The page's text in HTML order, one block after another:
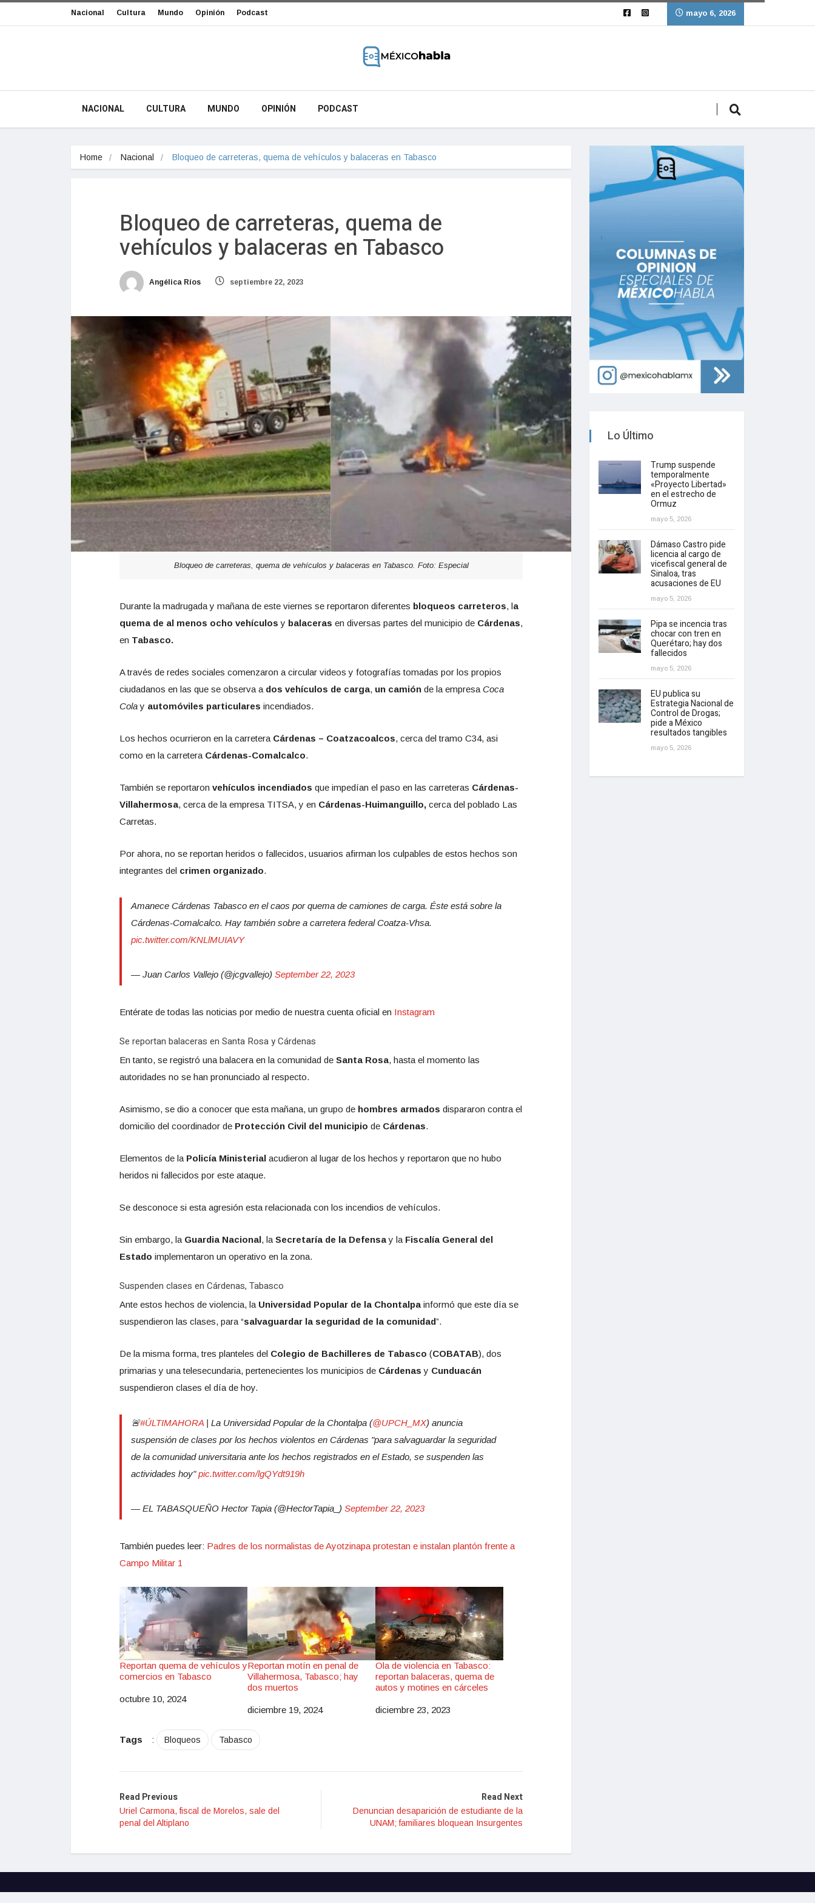
Nacional Cultura Mundo Opinión Podcast mayo 6, 2026
NACIONAL CULTURA MUNDO OPINIÓN PODCAST
Home Nacional Bloqueo de carreteras, quema de vehículos y balaceras en Tabasco
Bloqueo de carreteras, quema de
vehículos y balaceras en Tabasco
Angélica Ríos septiembre 22, 2023
Bloqueo de carreteras, quema de vehículos y balaceras en Tabasco. Foto: Especial
Durante la madrugada y mañana de este viernes se reportaron diferentes bloqueos carreteros, la
quema de al menos ocho vehículos y balaceras en diversas partes del municipio de Cárdenas,
en Tabasco.
A través de redes sociales comenzaron a circular videos y fotografías tomadas por los propios
ciudadanos en las que se observa a dos vehículos de carga, un camión de la empresa Coca
Colay automóviles particulares incendiados.
Los hechos ocurrieron en la carretera Cárdenas – Coatzacoalcos, cerca del tramo C34, asi
como en la carretera Cárdenas-Comalcalco.
También se reportaron vehículos incendiados que impedían el paso en las carreteras Cárdenas-
Villahermosa, cerca de la empresa TITSA, y en Cárdenas-Huimanguillo, cerca del poblado Las
Carretas.
Por ahora, no se reportan heridos o fallecidos, usuarios afirman los culpables de estos hechos son
integrantes del crimen organizado.
Amanece Cárdenas Tabasco en el caos por quema de camiones de carga. Éste está sobre la
Cárdenas-Comalcalco. Hay también sobre a carretera federal Coatza-Vhsa.
pic.twitter.com/KNLlMUIAVY
— Juan Carlos Vallejo (@jcgvallejo) September 22, 2023
Entérate de todas las noticias por medio de nuestra cuenta oficial en Instagram
Se reportan balaceras en Santa Rosa y Cárdenas
En tanto, se registró una balacera en la comunidad de Santa Rosa, hasta el momento las
autoridades no se han pronunciado al respecto.
Asimismo, se dio a conocer que esta mañana, un grupo de hombres armados dispararon contra el
domicilio del coordinador de Protección Civil del municipio de Cárdenas.
Elementos de la Policía Ministerial acudieron al lugar de los hechos y reportaron que no hubo
heridos ni fallecidos por este ataque.
Se desconoce si esta agresión esta relacionada con los incendios de vehículos.
Sin embargo, la Guardia Nacional, la Secretaría de la Defensay la Fiscalía General del
Estado implementaron un operativo en la zona.
Suspenden clases en Cárdenas, Tabasco
Ante estos hechos de violencia, la Universidad Popular de la Chontalpa informó que este día se
suspendieron las clases, para “salvaguardar la seguridad de la comunidad”.
De la misma forma, tres planteles del Colegio de Bachilleres de Tabasco (COBATAB), dos
primarias y una telesecundaria, pertenecientes los municipios de Cárdenasy Cunduacán
suspendieron clases el día de hoy.
🚨#ÚLTIMAHORA | La Universidad Popular de la Chontalpa (@UPCH_MX) anuncia
suspensión de clases por los hechos violentos en Cárdenas "para salvaguardar la seguridad
de la comunidad universitaria ante los hechos registrados en el Estado, se suspenden las
actividades hoy"pic.twitter.com/lgQYdt919h
— EL TABASQUEÑO Hector Tapia (@HectorTapia_) September 22, 2023
También puedes leer: Padres de los normalistas de Ayotzinapa protestan e instalan plantón frente a
Campo Militar 1
Reportan quema de vehículos y
comercios en Tabasco
Fecha
octubre 10, 2024
Reportan motín en penal de
Villahermosa, Tabasco; hay
dos muertos
Fecha
diciembre 19, 2024
Ola de violencia en Tabasco:
reportan balaceras, quema de
autos y motines en cárceles
Fecha
diciembre 23, 2023
Tags : Bloqueos Tabasco
Read Previous
Uriel Carmona, fiscal de Morelos, sale del
penal del Altiplano
Read Next
Denuncian desaparición de estudiante de la
UNAM; familiares bloquean Insurgentes
Lo Último
Trump suspende
temporalmente
«Proyecto Libertad»
en el estrecho de
Ormuz
mayo 5, 2026
Dámaso Castro pide
licencia al cargo de
vicefiscal general de
Sinaloa, tras
acusaciones de EU
mayo 5, 2026
Pipa se incencia tras
chocar con tren en
Querétaro; hay dos
fallecidos
mayo 5, 2026
EU publica su
Estrategia Nacional de
Control de Drogas;
pide a México
resultados tangibles
mayo 5, 2026